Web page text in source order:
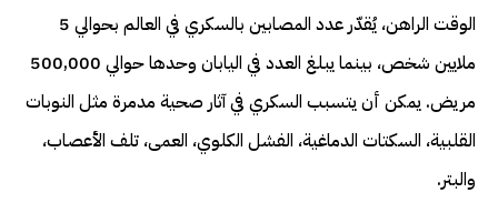
الوقت الراهن، يُقدّر عدد المصابين بالسكري في العالم بحوالي 5
ملايين شخص، بينما يبلغ العدد في اليابان وحدها حوالي 500,000
مريض. يمكن أن يتسبب السكري في آثار صحية مدمرة مثل النوبات
القلبية، السكتات الدماغية، الفشل الكلوي، العمى، تلف الأعصاب،
والبتر.